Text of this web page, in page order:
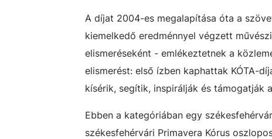
A díjat 2004-es megalapítása óta a
kiemelkedő eredménnyel végzett
elismeréseként - emlékeztetnek a
elismerést: első ízben kaphattak KÓTA-
kísérik, segítik, inspirálják és támogatják
Ebben a kategóriában egy
székesfehérvári Primavera Kórus